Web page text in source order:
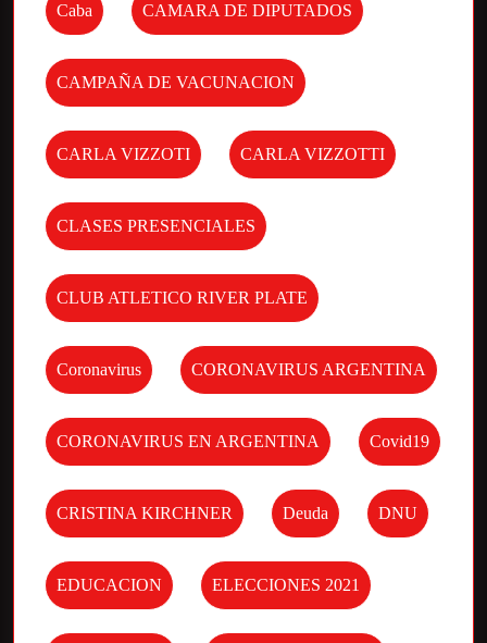
Caba CAMARA DE DIPUTADOS
CAMPAÑA DE VACUNACION
CARLA VIZZOTI CARLA VIZZOTTI
CLASES PRESENCIALES
CLUB ATLETICO RIVER PLATE
Coronavirus CORONAVIRUS ARGENTINA
CORONAVIRUS EN ARGENTINA Covid19
CRISTINA KIRCHNER Deuda DNU
EDUCACION ELECCIONES 2021